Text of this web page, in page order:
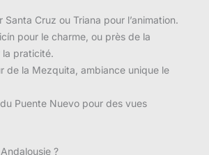
Santa Cruz ou Triana pour l’animation.
pour le charme, ou près de la
praticité.
de la Mezquita, ambiance unique le
Puente Nuevo pour des vues
?